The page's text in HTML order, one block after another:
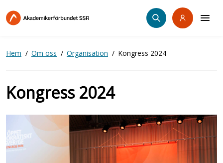
till
Hem Om oss Organisation Kongress 2024
Kongress 2024